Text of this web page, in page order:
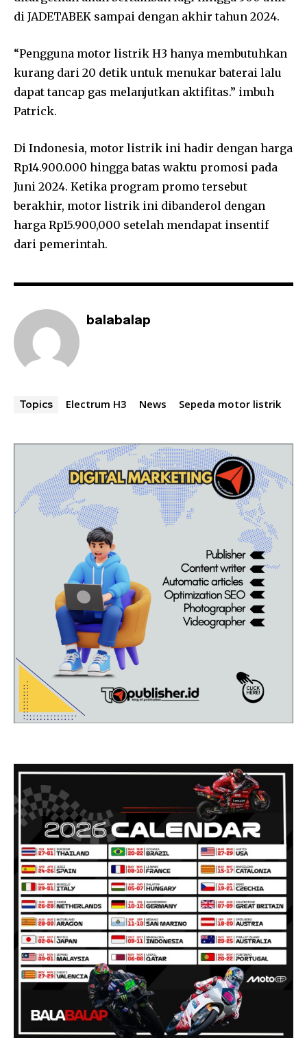
di JADETABEK sampai dengan akhir tahun 2024.
“Pengguna motor listrik H3 hanya membutuhkan
kurang dari 20 detik untuk menukar baterai lalu
dapat tancap gas melanjutkan aktifitas.” imbuh
Patrick.
Di Indonesia, motor listrik ini hadir dengan harga
Rp14.900.000 hingga batas waktu promosi pada
Juni 2024. Ketika program promo tersebut
berakhir, motor listrik ini dibanderol dengan
harga Rp15.900,000 setelah mendapat insentif
dari pemerintah.
balabalap
Topics Electrum H3 News Sepeda motor listrik